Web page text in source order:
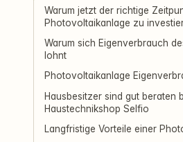
Warum jetzt der richtige
Photovoltaikanlage zu
Warum sich Eigenverbrauch
lohnt
Photovoltaikanlage
Hausbesitzer sind gut beraten
Haustechnikshop Selfio
Langfristige Vorteile einer